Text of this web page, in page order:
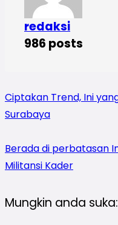
redaksi
986 posts
Ciptakan Trend, Ini
Surabaya
Berada di perbatasan
Militansi Kader
Mungkin anda suka: